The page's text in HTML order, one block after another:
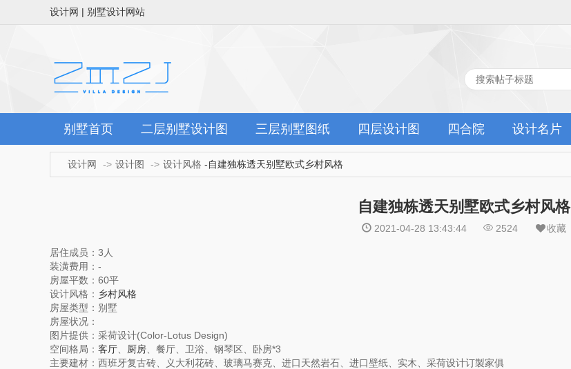
设计网 | 别墅设计网站
别墅首页 二层别墅设计图 三层别墅图纸 四层设计图 四合院 设计名片
设计网 设计图 设计风格 -自建独栋透天别墅欧式乡村风格
自建独栋透天别墅欧式乡村风格
2021-04-28 13:43:44 2524 收藏
居住成员：3人
装潢费用：-
房屋平数：60平
设计风格： 乡村风格
房屋类型：别墅
房屋状况：
图片提供：采荷设计(Color-Lotus Design)
空间格局： 客厅 厨房 、餐厅、卫浴、钢琴区、卧房*3
主要建材：西班牙复古砖、义大利花砖、玻璃马赛克、进口天然岩石、进口壁纸、实木、采荷设计订製家俱